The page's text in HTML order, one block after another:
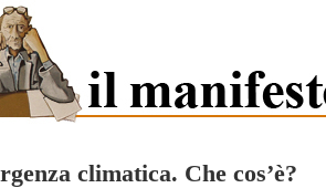
climatica. Che cos’è?